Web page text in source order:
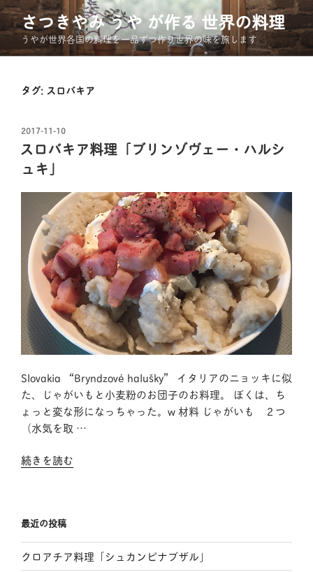
コ
ン
ン
さつきやみ うや が作る 世界の料理
うやが世界各国の料理を一品ずつ作り世界の味を旅します
タグ: スロバキア
投
稿
日:
2017-11-10
スロバキア料理「ブリンゾヴェー・ハルシ
ュキ」
Slovakia “Bryndzové halušky” イタリアのニョッキに似
た、じゃがいもと小麦粉のお団子のお料理。 ぼくは、ち
ょっと変な形になっちゃった。w 材料 じゃがいも ２つ
（水気を取 …
“ス
ア
料
理
続きを読む
最近の投稿
クロアチア料理「シュカンピナブザル」